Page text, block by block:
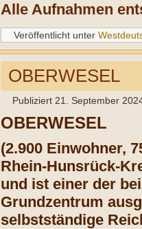
Alle Aufnahmen
Veröffentlicht unter
OBERWESEL
Publiziert 21. September
OBERWESEL
(2.900 Einwohner,
Rhein-Hunsrück-
und ist einer der
Grundzentrum
selbstständige